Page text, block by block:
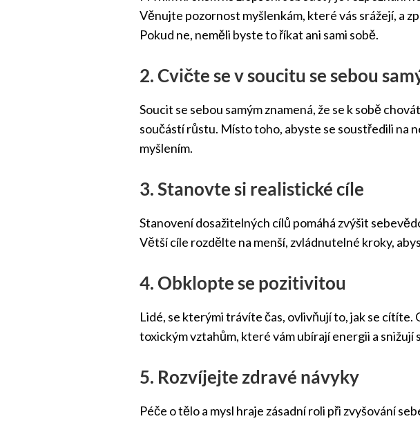
Věnujte pozornost myšlenkám, které vás srážejí, a
Pokud ne, neměli byste to říkat ani sami sobě.
2. Cvičte se v soucitu se sebou
Soucit se sebou samým znamená, že se k sobě
součástí růstu. Místo toho, abyste se soustředili na
myšlením.
3. Stanovte si realistické cíle
Stanovení dosažitelných cílů pomáhá zvýšit
Větší cíle rozdělte na menší, zvládnutelné kroky,
4. Obklopte se pozitivitou
Lidé, se kterými trávíte čas, ovlivňují to, jak se
toxickým vztahům, které vám ubírají energii a snižují
5. Rozvíjejte zdravé návyky
Péče o tělo a mysl hraje zásadní roli při zvyšování